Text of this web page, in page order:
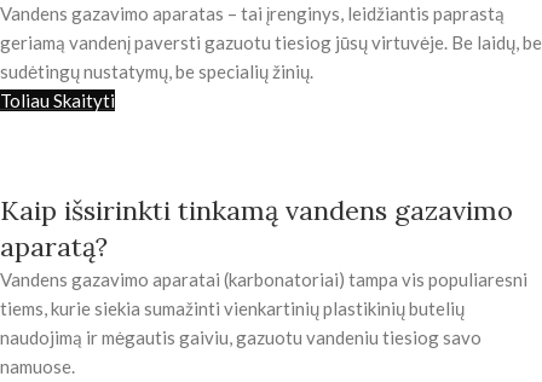
Vandens gazavimo aparatas – tai įrenginys, leidžiantis paprastą
geriamą vandenį paversti gazuotu tiesiog jūsų virtuvėje. Be laidų, be
sudėtingų nustatymų, be specialių žinių.
Toliau Skaityti
Kaip išsirinkti tinkamą vandens gazavimo
aparatą?
Vandens gazavimo aparatai (karbonatoriai) tampa vis populiaresni
tiems, kurie siekia sumažinti vienkartinių plastikinių butelių
naudojimą ir mėgautis gaiviu, gazuotu vandeniu tiesiog savo
namuose.